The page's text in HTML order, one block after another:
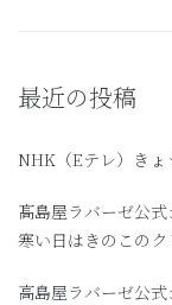
最近の投稿
NHK（Eテレ）きょ
髙島屋ラバーゼ公
寒い日はきのこの
高島屋ラバーゼ公